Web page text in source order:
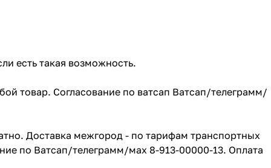
есть такая возможность.
товар. Согласование по ватсап Ватсап/телеграмм/
Доставка межгород - по тарифам транспортных
по Ватсап/телеграмм/мах 8-913-00000-13. Оплата